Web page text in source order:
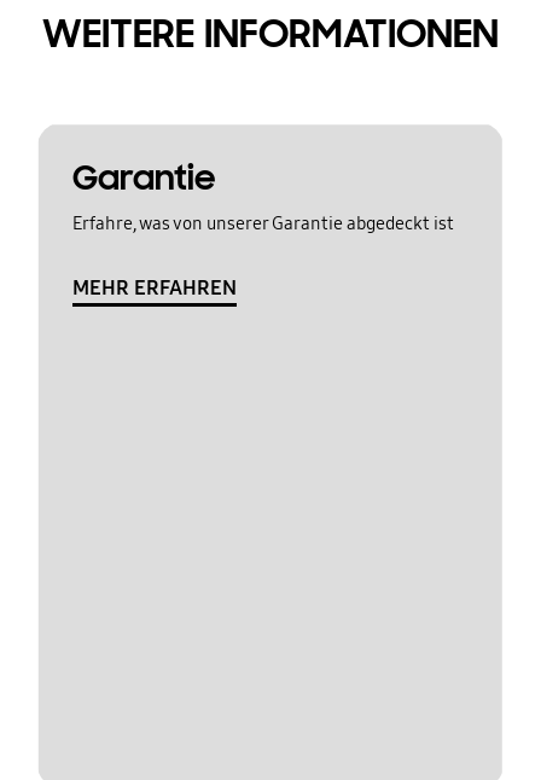
WEITERE INFORMATIONEN
Garantie
Erfahre, was von unserer Garantie abgedeckt ist
MEHR ERFAHREN